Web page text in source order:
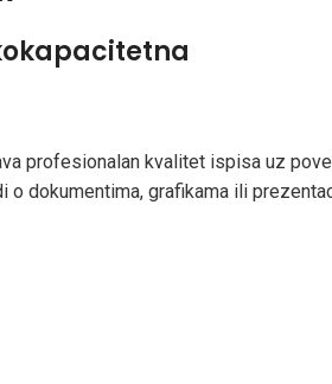
profesionalan kvalitet ispisa uz
dokumentima, grafikama ili